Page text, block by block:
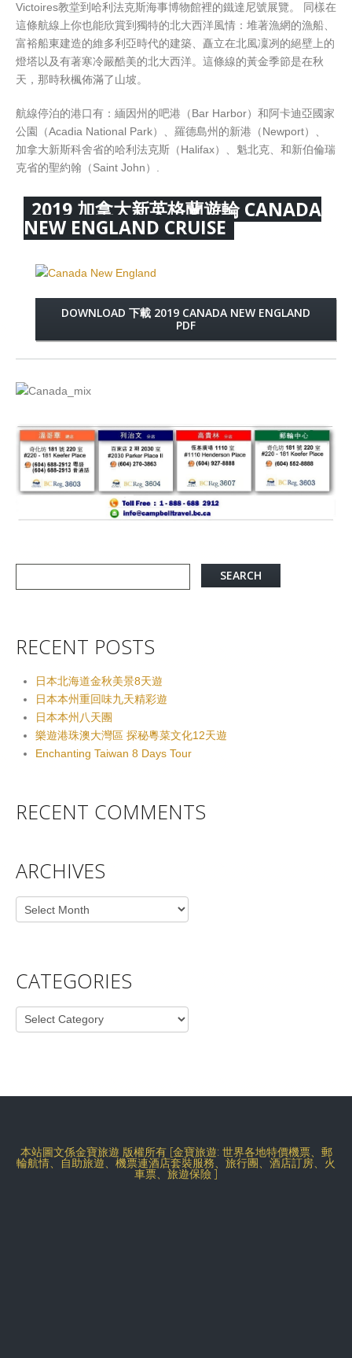
Victoires教堂到哈利法克斯海事博物館裡的鐵達尼號展覽。 同樣在
這條航線上你也能欣賞到獨特的北大西洋風情：堆著漁網的漁船、
富裕船東建造的維多利亞時代的建築、矗立在北風凜冽的絕壁上的
燈塔以及有著寒冷嚴酷美的北大西洋。這條線的黃金季節是在秋
天，那時秋楓佈滿了山坡。
航線停泊的港口有：緬因州的吧港（Bar Harbor）和阿卡迪亞國家
公園（Acadia National Park）、羅德島州的新港（Newport）、
加拿大新斯科舍省的哈利法克斯（Halifax）、魁北克、和新伯倫瑞
克省的聖約翰（Saint John）.
2019 加拿大新英格蘭遊輪 CANADA
NEW ENGLAND CRUISE
DOWNLOAD 下載 2019 CANADA NEW ENGLAND
PDF
RECENT POSTS
日本北海道金秋美景8天遊
日本本州重回味九天精彩遊
日本本州八天團
樂遊港珠澳大灣區 探秘粵菜文化12天遊
Enchanting Taiwan 8 Days Tour
RECENT COMMENTS
ARCHIVES
Archives
CATEGORIES
Categories
本站圖文係金寶旅遊 版權所有 [金寶旅遊: 世界各地特價機票、郵
輪航情、自助旅遊、機票連酒店套裝服務、旅行團、酒店訂房、火
車票、旅遊保險 ]